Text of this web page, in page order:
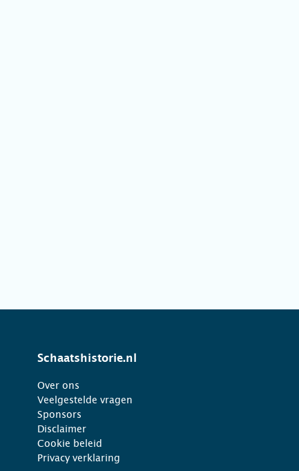
Schaatshistorie.nl
Over ons
Veelgestelde vragen
Sponsors
Disclaimer
Cookie beleid
Privacy verklaring